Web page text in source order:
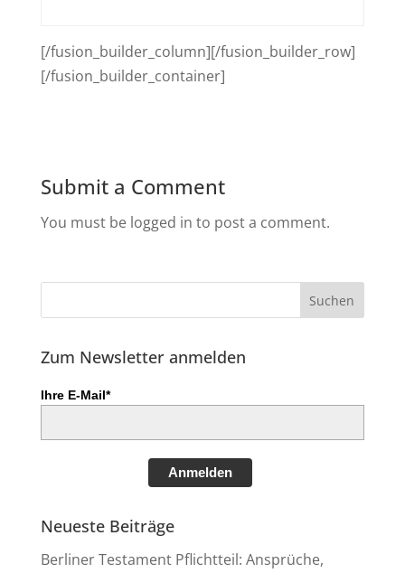
[/fusion_builder_column][/fusion_builder_row]
[/fusion_builder_container]
Submit a Comment
You must be logged in to post a comment.
Zum Newsletter anmelden
Ihre E-Mail*
Anmelden
Neueste Beiträge
Berliner Testament Pflichtteil: Ansprüche,